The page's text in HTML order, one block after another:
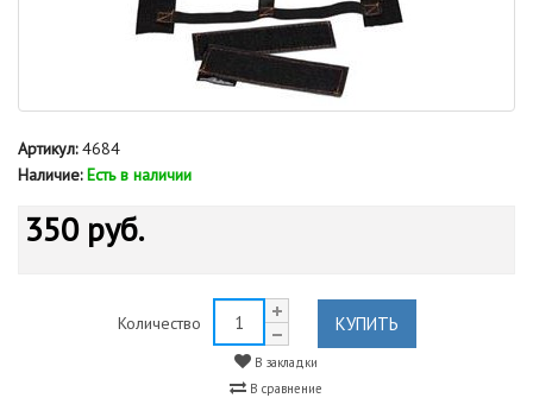
Артикул:4684
Наличие: Есть в наличии
350 руб.
Количество КУПИТЬ
В закладки
В сравнение